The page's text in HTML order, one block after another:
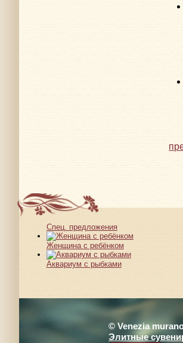
Спец. предложения
Женщина с ребёнком
Аквариум с рыбками
© Venezia
Элитные